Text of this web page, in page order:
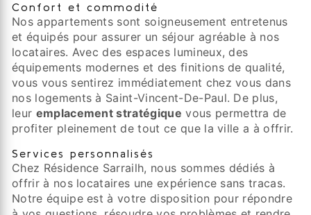
Confort et commodité
Nos appartements sont soigneusement entretenus
et équipés pour assurer un séjour agréable à nos
locataires. Avec des espaces lumineux, des
équipements modernes et des finitions de qualité,
vous vous sentirez immédiatement chez vous dans
nos logements à Saint-Vincent-De-Paul. De plus,
leur emplacement stratégique vous permettra de
profiter pleinement de tout ce que la ville a à offrir.
Services personnalisés
Chez Résidence Sarrailh, nous sommes dédiés à
offrir à nos locataires une expérience sans tracas.
Notre équipe est à votre disposition pour répondre